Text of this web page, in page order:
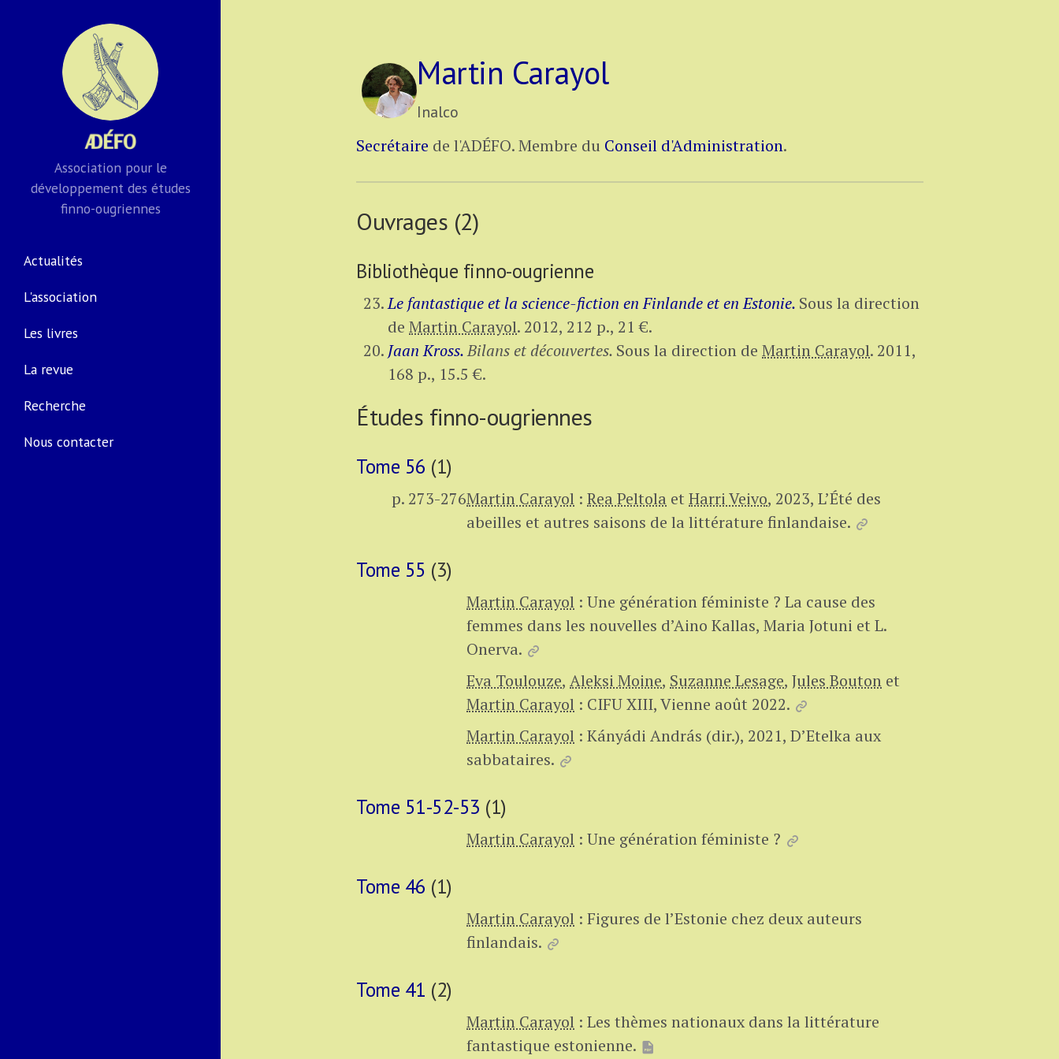
Association pour le
développement des études
finno-ougriennes
Actualités
L'association
Les livres
La revue
Recherche
Nous contacter
Martin Carayol
Inalco
Secrétaire de l'ADÉFO.Membre du Conseil d'Administration.
Ouvrages (2)
Bibliothèque finno-ougrienne
Le fantastique et la science-fiction en Finlande et en Estonie. Sous la direction
de Martin Carayol. 2012, 212 p., 21 €.
Jaan Kross.Bilans et découvertes. Sous la direction de Martin Carayol. 2011,
168 p., 15.5 €.
Études finno-ougriennes
Tome 56 (1)
p. 273-276Martin Carayol : Rea Peltola et Harri Veivo, 2023, L’Été des
abeilles et autres saisons de la littérature finlandaise.
Tome 55 (3)
Martin Carayol : Une génération féministe ? La cause des
femmes dans les nouvelles d’Aino Kallas, Maria Jotuni et L.
Onerva.
Eva Toulouze, Aleksi Moine, Suzanne Lesage, Jules Bouton et
Martin Carayol : CIFU XIII, Vienne août 2022.
Martin Carayol : Kányádi András (dir.), 2021, D’Etelka aux
sabbataires.
Tome 51-52-53 (1)
Martin Carayol : Une génération féministe ?
Tome 46 (1)
Martin Carayol : Figures de l’Estonie chez deux auteurs
finlandais.
Tome 41 (2)
Martin Carayol : Les thèmes nationaux dans la littérature
fantastique estonienne.